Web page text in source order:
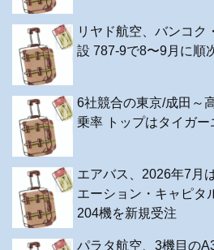
リヤド航空、バンコク
設 787-9で8〜9月に順
6社競合の東京/成田～
乗率 トップはタイガ
エアバス、2026年7月
エーション・キャピタ
204機を新規受注
パラタ航空、3機目の